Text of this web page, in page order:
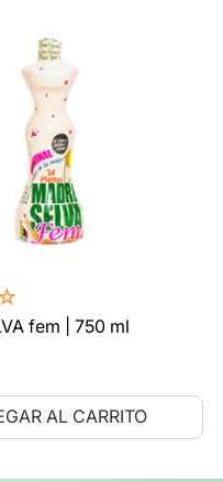
fem | 750 ml
AL CARRITO